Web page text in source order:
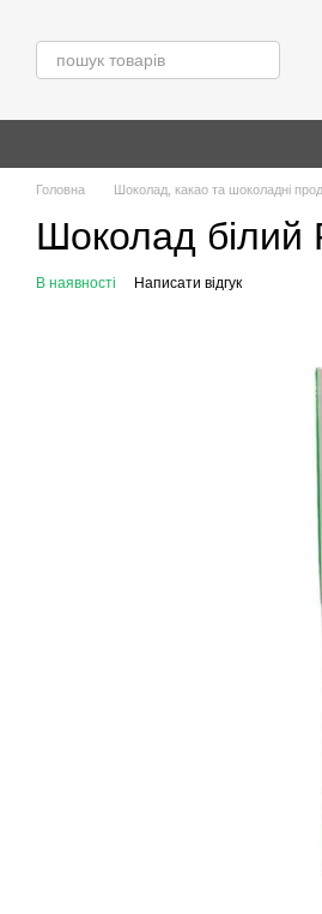
Головна Шоколад, какао та шоколадні
Шоколад білий
В наявності Написати відгук